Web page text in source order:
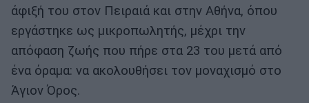
άφιξή του στον Πειραιά και στην Αθήνα, όπου
εργάστηκε ως μικροπωλητής, μέχρι την
απόφαση ζωής που πήρε στα 23 του μετά από
ένα όραμα: να ακολουθήσει τον μοναχισμό στο
Άγιον Όρος.